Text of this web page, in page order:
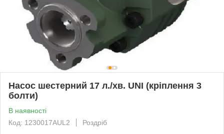
Насос шестерний 17 л./хв. UNI (кріплення 3
болти)
В наявності
Код: 1230017AUL2
Роздріб